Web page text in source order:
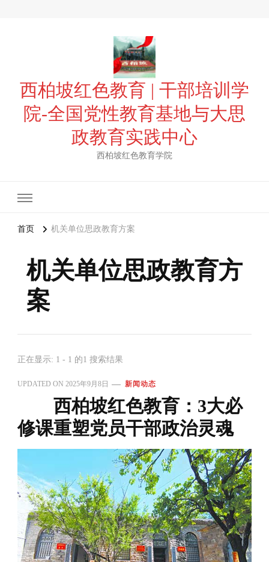
西柏坡红色教育 | 干部培训学
院-全国党性教育基地与大思
政教育实践中心
西柏坡红色教育学院
首页 机关单位思政教育方案
机关单位思政教育方
案
正在显示: 1 - 1 的1 搜索结果
UPDATED ON 2025年9月8日 新闻动态
西柏坡红色教育：3大必
修课重塑党员干部政治灵魂